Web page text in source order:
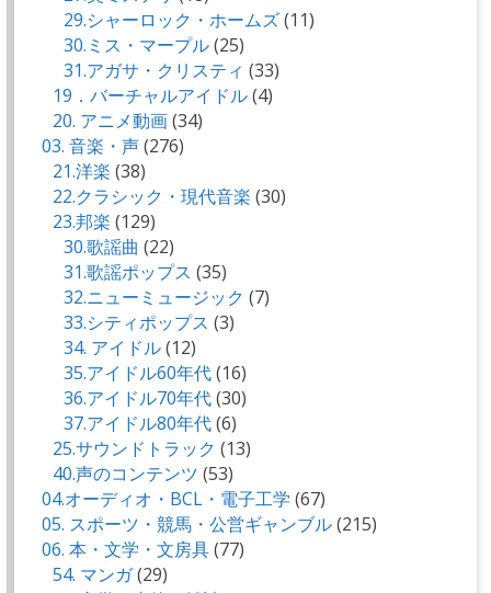
29.シャーロック・ホームズ(11)
30.ミス・マープル(25)
31.アガサ・クリスティ (33)
19．バーチャルアイドル(4)
20. アニメ動画(34)
03. 音楽・声(276)
21.洋楽 (38)
22.クラシック・現代音楽 (30)
23.邦楽 (129)
30.歌謡曲 (22)
31.歌謡ポップス (35)
32.ニューミュージック (7)
33.シティポップス (3)
34. アイドル(12)
35.アイドル60年代(16)
36.アイドル70年代(30)
37.アイドル80年代(6)
25.サウンドトラック (13)
40.声のコンテンツ (53)
04.オーディオ・BCL・電子工学 (67)
05. スポーツ・競馬・公営ギャンブル(215)
06. 本・文学・文房具(77)
54. マンガ(29)